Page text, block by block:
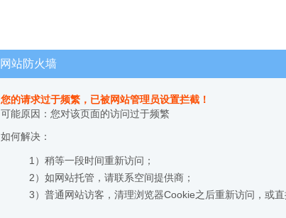
网站防火墙
您的请求过于频繁，已被网站管理员设置拦截！
可能原因：您对该页面的访问过于频繁
如何解决：
1）稍等一段时间重新访问；
2）如网站托管，请联系空间提供商；
3）普通网站访客，清理浏览器Cookie之后重新访问，或直